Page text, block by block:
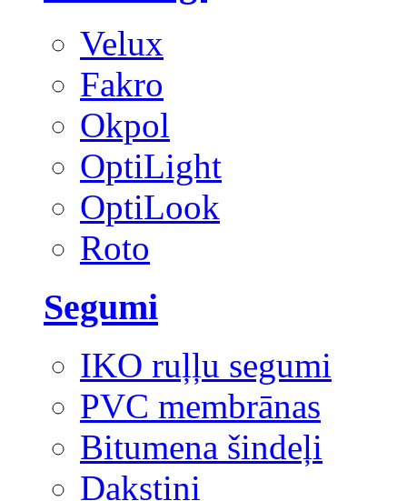
Velux
Fakro
Okpol
OptiLight
OptiLook
Roto
Segumi
IKO ruļļu segumi
PVC membrānas
Bitumena šindeļi
Dakstiņi